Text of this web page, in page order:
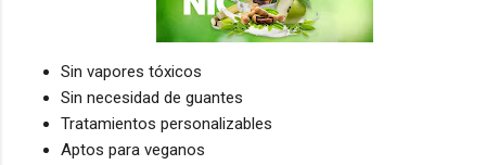
Sin vapores tóxicos
Sin necesidad de guantes
Tratamientos personalizables
Aptos para veganos